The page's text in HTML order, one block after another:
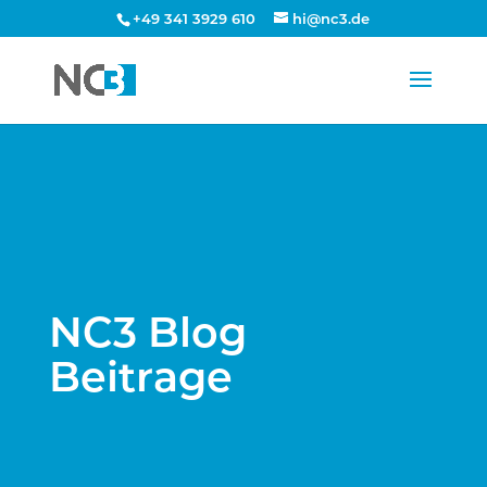
+49 341 3929 610 hi@nc3.de
NC3 Blog
Beitrage